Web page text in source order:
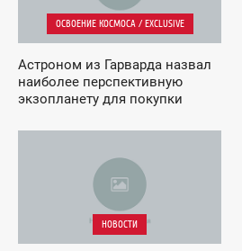
ОСВОЕНИЕ КОСМОСА / EXCLUSIVE
Астроном из Гарварда назвал
наиболее перспективную
экзопланету для покупки
НОВОСТИ